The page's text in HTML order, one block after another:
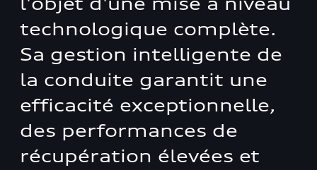
technologique complète.
Sa gestion intelligente de
la conduite garantit une
efficacité exceptionnelle,
des performances de
récupération élevées et